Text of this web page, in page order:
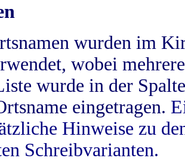
wurden im
wobei
wurde in der
eingetragen.
Hinweise zu
Schreibvarianten.